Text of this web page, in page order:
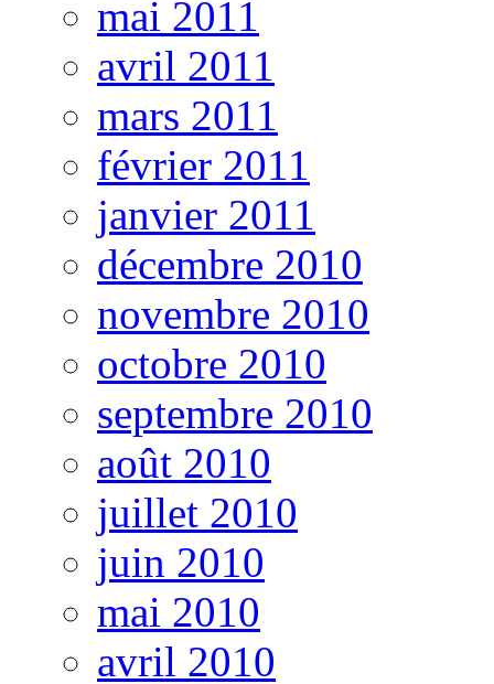
mai 2011
avril 2011
mars 2011
février 2011
janvier 2011
décembre 2010
novembre 2010
octobre 2010
septembre 2010
août 2010
juillet 2010
juin 2010
mai 2010
avril 2010